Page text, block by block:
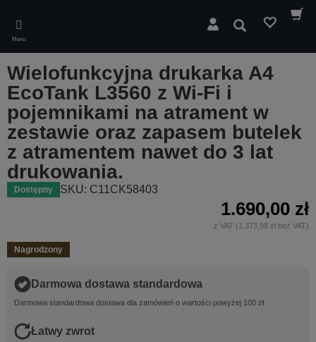
main
content
Menu
Wyszukaj
Wielofunkcyjna drukarka A4
EcoTank L3560 z Wi-Fi i
pojemnikami na atrament w
zestawie oraz zapasem butelek
z atramentem nawet do 3 lat
drukowania.
Dostępny SKU: C11CK58403
1.690,00 zł
z VAT (1.373,98 zł bez VAT)
Nagrodzony
Darmowa dostawa standardowa
Darmowa standardowa dostawa dla zamówień o wartości powyżej 100 zł
Łatwy zwrot